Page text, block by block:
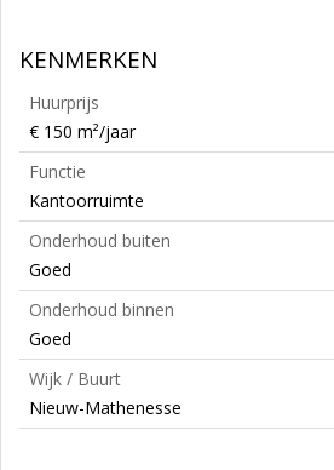
KENMERKEN
Huurprijs
€ 150 m²/jaar
Functie
Kantoorruimte
Onderhoud buiten
Goed
Onderhoud binnen
Goed
Wijk / Buurt
Nieuw-Mathenesse